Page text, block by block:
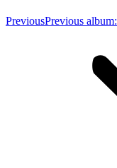
PreviousPrevious album: